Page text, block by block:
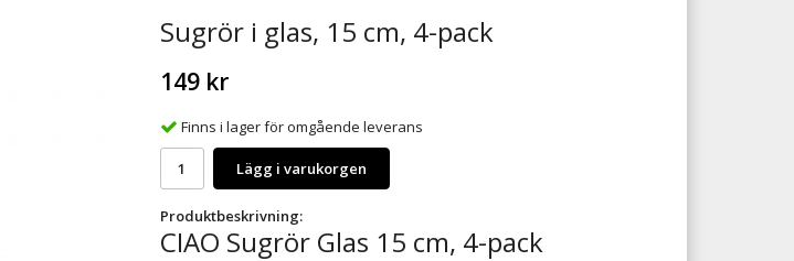
Sugrör i glas, 15 cm, 4-pack
149 kr
Finns i lager för omgående leverans
Lägg i varukorgen
Produktbeskrivning:
CIAO Sugrör Glas 15 cm, 4-pack